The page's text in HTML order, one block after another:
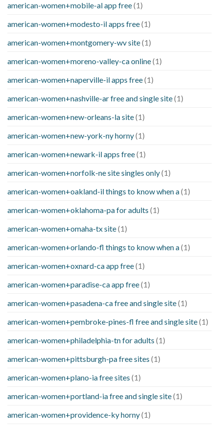
american-women+mobile-al app free(1)
american-women+modesto-il apps free(1)
american-women+montgomery-wv site(1)
american-women+moreno-valley-ca online(1)
american-women+naperville-il apps free(1)
american-women+nashville-ar free and single site(1)
american-women+new-orleans-la site(1)
american-women+new-york-ny horny(1)
american-women+newark-il apps free(1)
american-women+norfolk-ne site singles only(1)
american-women+oakland-il things to know when a(1)
american-women+oklahoma-pa for adults (1)
american-women+omaha-tx site(1)
american-women+orlando-fl things to know when a(1)
american-women+oxnard-ca app free(1)
american-women+paradise-ca app free(1)
american-women+pasadena-ca free and single site(1)
american-women+pembroke-pines-fl free and single site(1)
american-women+philadelphia-tn for adults (1)
american-women+pittsburgh-pa free sites (1)
american-women+plano-ia free sites (1)
american-women+portland-ia free and single site(1)
american-women+providence-ky horny(1)